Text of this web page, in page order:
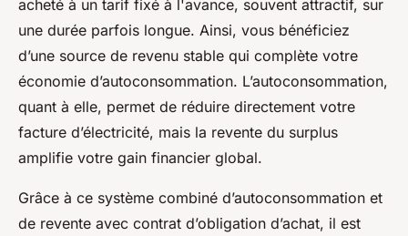
acheté à un tarif fixé à l'avance, souvent attractif, sur
une durée parfois longue. Ainsi, vous bénéficiez
d’une source de revenu stable qui complète votre
économie d’autoconsommation. L’autoconsommation,
quant à elle, permet de réduire directement votre
facture d’électricité, mais la revente du surplus
amplifie votre gain financier global.
Grâce à ce système combiné d’autoconsommation et
de revente avec contrat d’obligation d’achat, il est